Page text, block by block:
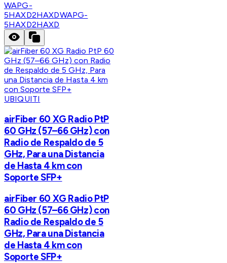
WAPG-
5HAXD2HAXDWAPG-
5HAXD2HAXD
UBIQUITI
airFiber 60 XG Radio PtP
60 GHz (57–66 GHz) con
Radio de Respaldo de 5
GHz, Para una Distancia
de Hasta 4 km con
Soporte SFP+
airFiber 60 XG Radio PtP
60 GHz (57–66 GHz) con
Radio de Respaldo de 5
GHz, Para una Distancia
de Hasta 4 km con
Soporte SFP+